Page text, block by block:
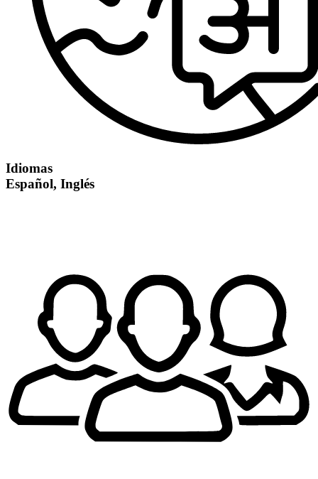
Idiomas
Español, Inglés